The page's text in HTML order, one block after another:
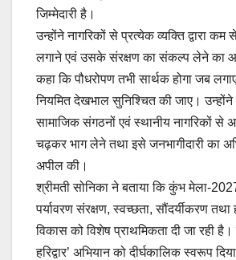
जिम्मेदारी है।
उन्होंने नागरिकों से प्रत्येक व्यक्ति द्वारा
लगाने एवं उसके संरक्षण का संकल्प लेने का
कहा कि पौधरोपण तभी सार्थक होगा जब
नियमित देखभाल सुनिश्चित की जाए। उन्होंने
सामाजिक संगठनों एवं स्थानीय नागरिकों से
चढ़कर भाग लेने तथा इसे जनभागीदारी का
अपील की।
श्रीमती सोनिका ने बताया कि कुंभ मेला-
पर्यावरण संरक्षण, स्वच्छता, सौंदर्यीकरण
विकास को विशेष प्राथमिकता दी जा रही
हरिद्वार’ अभियान को दीर्घकालिक स्वरूप